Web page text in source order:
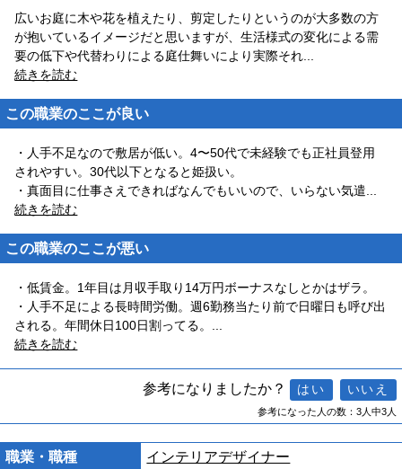
広いお庭に木や花を植えたり、剪定したりというのが大多数の方
が抱いているイメージだと思いますが、生活様式の変化による需
要の低下や代替わりによる庭仕舞いにより実際それ...
続きを読む
この職業のここが良い
・人手不足なので敷居が低い。4〜50代で未経験でも正社員登用
されやすい。30代以下となると姫扱い。
・真面目に仕事さえできればなんでもいいので、いらない気遣...
続きを読む
この職業のここが悪い
・低賃金。1年目は月収手取り14万円ボーナスなしとかはザラ。
・人手不足による長時間労働。週6勤務当たり前で日曜日も呼び出
される。年間休日100日割ってる。 ...
続きを読む
参考になりましたか？
参考になった人の数：3人中3人
職業・職種 インテリアデザイナー